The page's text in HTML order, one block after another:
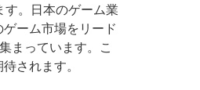
。日本のゲーム業
ーム市場をリード
まっています。こ
されます。